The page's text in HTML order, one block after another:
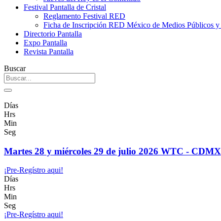
Festival Pantalla de Cristal
Reglamento Festival RED
Ficha de Inscripción RED México de Medios Públicos
Directorio Pantalla
Expo Pantalla
Revista Pantalla
Buscar
Días
Hrs
Min
Seg
Martes 28 y miércoles 29 de julio 2026 WTC - CDMX
¡Pre-Regístro aqui!
Días
Hrs
Min
Seg
¡Pre-Regístro aqui!